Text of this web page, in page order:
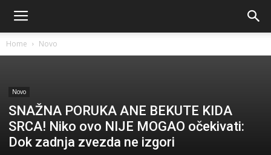
Home Novo
Novo
SNAŽNA PORUKA ANE BEKUTE KIDA
SRCA! Niko ovo NIJE MOGAO očekivati:
Dok zadnja zvezda ne izgori